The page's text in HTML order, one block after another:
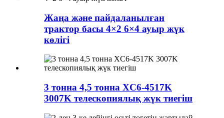
Жаңа және пайдаланылған
трактор басы 4×2 6×4 ауыр жүк
көлігі
3 тонна 4,5 тонна XC6-4517K
3007K телескопиялық жүк тиегіш